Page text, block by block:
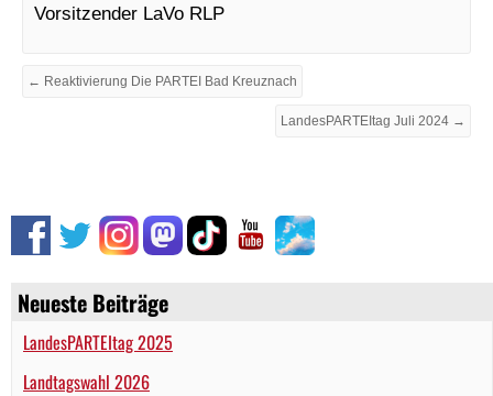
Neueste Beiträge
LandesPARTEItag 2025
Landtagswahl 2026
Vorsitzender LaVo RLP
← Reaktivierung Die PARTEI Bad Kreuznach
LandesPARTEItag Juli 2024 →